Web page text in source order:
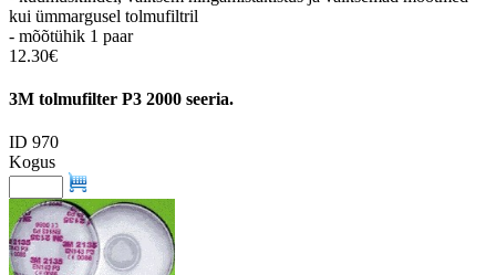
kui ümmargusel tolmufiltril
- mõõtühik 1 paar
12.30€
3M tolmufilter P3 2000 seeria.
ID 970
Kogus